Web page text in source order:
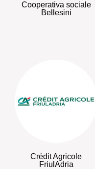
Cooperativa sociale
Bellesini
Crédit Agricole
FriulAdria